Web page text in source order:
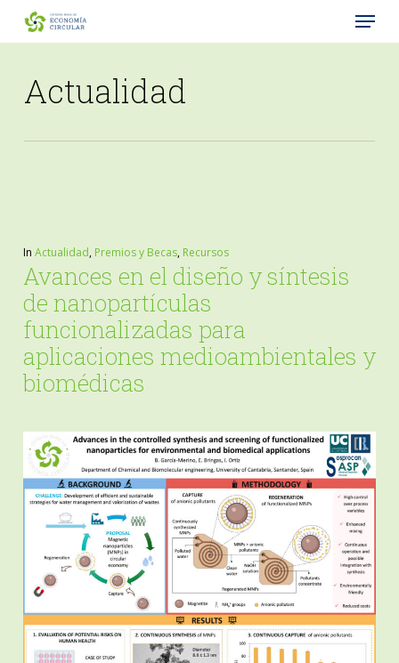
content
Menu
Actualidad
In Actualidad, Premios y Becas, Recursos
Avances en el diseño y síntesis
de nanopartículas
funcionalizadas para
aplicaciones medioambientales y
biomédicas